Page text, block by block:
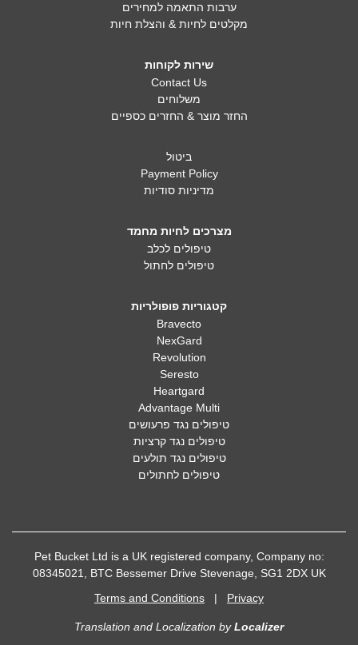
ערבות התאמה למחירים
מקלטים לחיות & והצלת חיות
שירות לקוחות
Contact Us
משלוחים
החזר מוצר & החזרים כספיים
ביטול
Payment Policy
מדיניות סודיות
מצרכים לחיות מחמד
טיפולים לכלב
טיפולים לחתול
קטגוריות פופולריות
Bravecto
NexGard
Revolution
Seresto
Heartgard
Advantage Multi
טיפולים נגד פרעושים
טיפולים נגד קרציות
טיפולים נגד תולעים
טיפולים לחתולים
Pet Bucket Ltd is a UK registered company, Company no:
08345021, BTC Bessemer Drive Stevenage, SG1 2DX UK
Terms and Conditions | Privacy
Translation and Localization byLocalizer